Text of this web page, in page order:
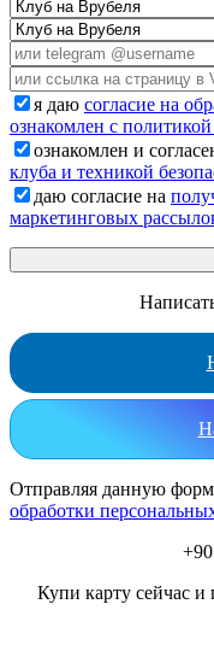
я даю согласие на
ознакомлен с
ознакомлен и
клуба и техникой
даю согласие на
маркетинговых
Отправляя данную
обработки
Купи карту сейчас